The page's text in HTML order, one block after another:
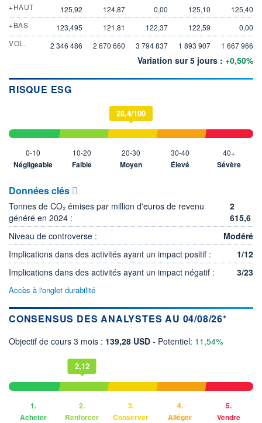
+HAUT
125,92 124,87 0,00 125,10
125,40
+BAS
123,495 121,81 122,37 122,59
0,00
VOL.
2 346 486 2 670 660 3 794 837 1 893 907 1 667 966
Variation sur 5 jours : +0,50%
RISQUE ESG
0-10
Négligeable
10-20
Faible
28,4/100
20-30
Moyen
30-40
Élevé
40+
Sévère
Données clés
Tonnes de CO₂ émises par million d'euros de revenu
généré en 2024 :
2
615,6
Niveau de controverse :
Modéré
Implications dans des activités ayant un impact positif :
1/12
Implications dans des activités ayant un impact négatif :
3/23
Accès à l'onglet durabilité
CONSENSUS DES ANALYSTES AU 04/08/26*
Objectif de cours 3 mois : 139,28 USD - Potentiel: 11,54%
1.
Acheter
2,12
2.
Renforcer
3.
Conserver
4.
Alléger
5.
Vendre